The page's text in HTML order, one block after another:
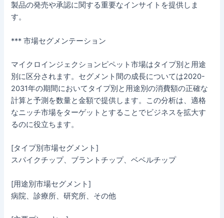
製品の発売や承認に関する重要なインサイトを提供しま
す。
*** 市場セグメンテーション
マイクロインジェクションピペット市場はタイプ別と用途
別に区分されます。セグメント間の成長については2020-
2031年の期間においてタイプ別と用途別の消費額の正確な
計算と予測を数量と金額で提供します。この分析は、適格
なニッチ市場をターゲットとすることでビジネスを拡大す
るのに役立ちます。
[タイプ別市場セグメント]
スパイクチップ、ブラントチップ、ベベルチップ
[用途別市場セグメント]
病院、診療所、研究所、その他